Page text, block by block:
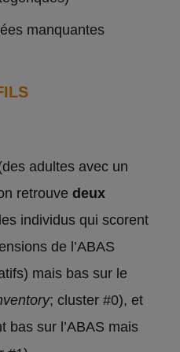
manquantes
adultes avec un
retrouve deux
individus qui scorent
de l’ABAS
mais bas sur le
; cluster #0), et
bas sur l’ABAS mais